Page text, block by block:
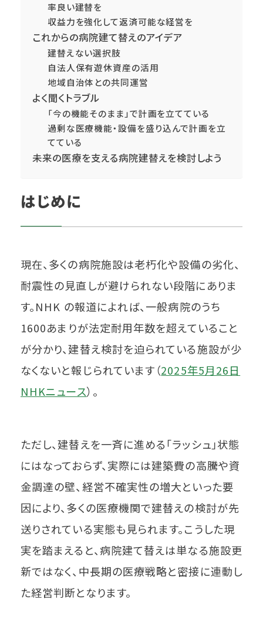
率良い建替を
収益力を強化して返済可能な経営を
これからの病院建て替えのアイデア
建替えない選択肢
自法人保有遊休資産の活用
地域自治体との共同運営
よく聞くトラブル
「今の機能そのまま」で計画を立てている
過剰な医療機能・設備を盛り込んで計画を立
てている
未来の医療を支える病院建替えを検討しよう
はじめに
現在、多くの病院施設は老朽化や設備の劣化、
耐震性の見直しが避けられない段階にありま
す。NHK の報道によれば、一般病院のうち
1600あまりが法定耐用年数を超えていること
が分かり、建替え検討を迫られている施設が少
なくないと報じられています（2025年5月26日
NHKニュース）。
ただし、建替えを一斉に進める「ラッシュ」状態
にはなっておらず、実際には建築費の高騰や資
金調達の壁、経営不確実性の増大といった要
因により、多くの医療機関で建替えの検討が先
送りされている実態も見られます。こうした現
実を踏まえると、病院建て替えは単なる施設更
新ではなく、中長期の医療戦略と密接に連動し
た経営判断となります。